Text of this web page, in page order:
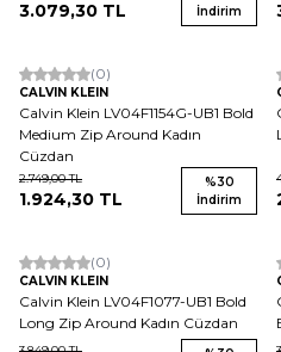
3.079,30 TL
İndirim
(0)
CALVIN KLEIN
Calvin Klein LV04F1154G-UB1 Bold
Medium Zip Around Kadın
Cüzdan
2.749,00TL
1.924,30 TL
%30
İndirim
(0)
CALVIN KLEIN
Calvin Klein LV04F1077-UB1 Bold
Long Zip Around Kadın Cüzdan